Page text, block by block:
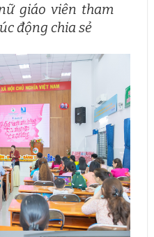
giáo viên tham
động chia sẻ